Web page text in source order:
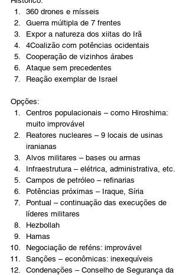
360 drones e mísseis
Guerra múltipla de 7 frentes
Expor a natureza dos xiitas do Irã
4Coalizão com potências ocidentais
Cooperação de vizinhos árabes
Ataque sem precedentes
Reação exemplar de Israel
Opções:
Centros populacionais – como Hiroshima:
muito improvável
Reatores nucleares – 9 locais de usinas
iranianas
Alvos militares – bases ou armas
Infraestrutura – elétrica, administrativa, etc.
Campos de petróleo – refinarias
Potências próximas – Iraque, Síria
Pontual – continuação das execuções de
líderes militares
Hezbollah
Hamas
Negociação de reféns: improvável
Sanções – econômicas: inexequíveis
Condenações – Conselho de Segurança da